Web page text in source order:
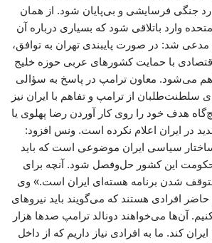
جنگی فرسایشی و بی‌پایان شود. از همان
متحده وارد باتلاقی شود که بسیاری درباره آن
شد: در صورت پایبندی تهران به توافق،
با حمایت کشورهای عربی حوزه خلیج
می‌شود. معاون ترامپ در پاسخ به سؤالی
سلطنت‌طلبان از ترامپ و تفاهم با ایران نیز
هدف خود را روی کار آوردن رضا پهلوی یا
در ایران اعلام نکرده است. ونس افزود:
سیاسی ایران موضوعی است که باید
حکومت این کشور حل‌وفصل شود. آنچه برای
متوقف شدن برنامه هسته‌ای ایران است.» وی
افرادی هستند که می‌گویند باید نیروهای
آن‌ها می‌خواهند دونالد ترامپ صدها هزار
کند. ما به افرادی نیاز داریم که از داخل